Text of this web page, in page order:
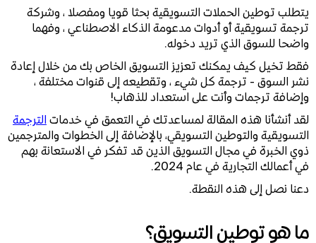
يتطلب توطين الحملات التسويقية بحثا قويا ومفصلا ، وشركة
ترجمة تسويقية أو أدوات مدعومة الذكاء الاصطناعي ، وفهما
واضحا للسوق الذي تريد دخوله.
فقط تخيل كيف يمكنك تعزيز التسويق الخاص بك من خلال إعادة
نشر السوق - ترجمة كل شيء ، وتقطيعه إلى قنوات مختلفة ،
وإضافة ترجمات وأنت على استعداد للذهاب!
لقد أنشأنا هذه المقالة لمساعدتك في التعمق في خدماتالترجمة
التسويقية والتوطين التسويقي، بالإضافة إلى الخطوات والمترجمين
ذوي الخبرة في مجال التسويق الذين قد تفكر في الاستعانة بهم
في أعمالك التجارية في عام 2024.
دعنا نصل إلى هذه النقطة.
ما هو توطين التسويق؟